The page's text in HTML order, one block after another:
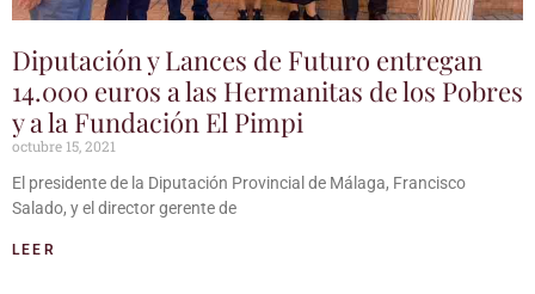
Diputación y Lances de Futuro entregan
14.000 euros a las Hermanitas de los Pobres
y a la Fundación El Pimpi
octubre 15, 2021
El presidente de la Diputación Provincial de Málaga, Francisco
Salado, y el director gerente de
LEER